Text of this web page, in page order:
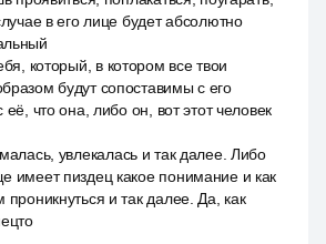
в его лице будет абсолютно
который, в котором все твои
будут сопоставимы с его
что она, либо он, вот этот человек
увлекалась и так далее. Либо
имеет пиздец какое понимание и как
и так далее. Да, как